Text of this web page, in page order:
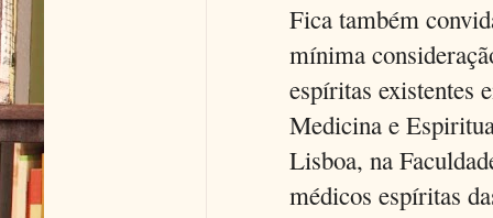
Fica também
mínima
espíritas existentes
Medicina e
Lisboa, na
médicos espíritas